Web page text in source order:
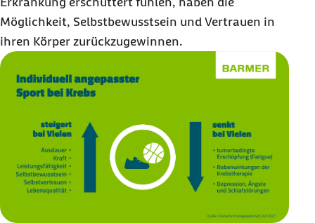
Möglichkeit, Selbstbewusstsein und Vertrauen in
ihren Körper zurückzugewinnen.